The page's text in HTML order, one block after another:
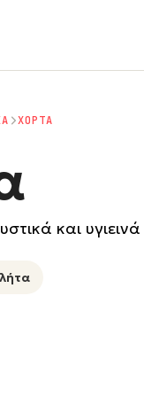
ΧΟΡΤΑ
και υγιεινά